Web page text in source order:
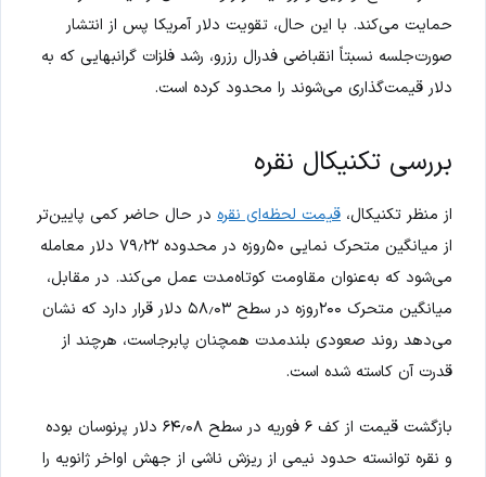
حمایت می‌کند. با این حال، تقویت دلار آمریکا پس از انتشار
صورت‌جلسه نسبتاً انقباضی فدرال رزرو، رشد فلزات گرانبهایی که به
دلار قیمت‌گذاری می‌شوند را محدود کرده است.
بررسی تکنیکال نقره
از منظر تکنیکال، قیمت لحظه‌ای نقره در حال حاضر کمی پایین‌تر
از میانگین متحرک نمایی ۵۰روزه در محدوده ۷۹٫۲۲ دلار معامله
می‌شود که به‌عنوان مقاومت کوتاه‌مدت عمل می‌کند. در مقابل،
میانگین متحرک ۲۰۰روزه در سطح ۵۸٫۰۳ دلار قرار دارد که نشان
می‌دهد روند صعودی بلندمدت همچنان پابرجاست، هرچند از
قدرت آن کاسته شده است.
بازگشت قیمت از کف ۶ فوریه در سطح ۶۴٫۰۸ دلار پرنوسان بوده
و نقره توانسته حدود نیمی از ریزش ناشی از جهش اواخر ژانویه را